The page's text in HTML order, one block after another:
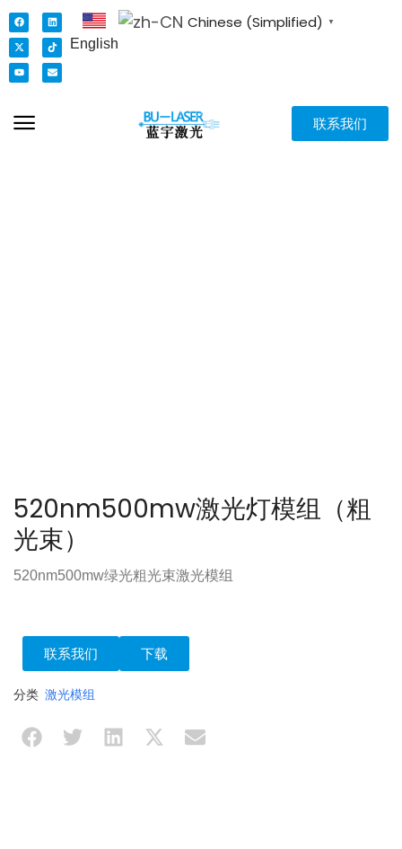
English
Chinese (Simplified) ▼
联系我们
520nm500mw激光灯模组（粗
光束）
520nm500mw绿光粗光束激光模组
联系我们 下载
分类 激光模组